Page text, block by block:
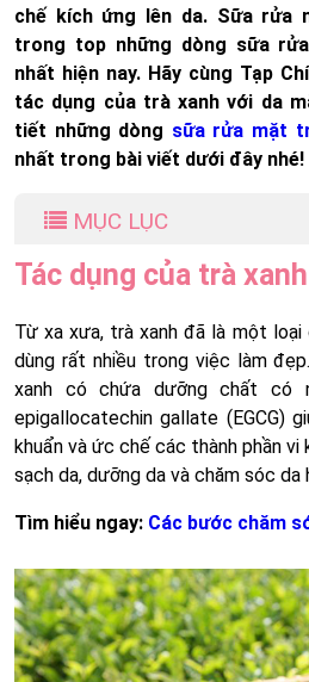
chế kích ứng lên da. Sữa rửa
trong top những dòng sữa
nhất hiện nay. Hãy cùng Tạp
tác dụng của trà xanh với da
tiết những dòng sữa rửa mặt
nhất trong bài viết dưới đây nhé!
MỤC LỤC
Tác dụng của trà
Từ xa xưa, trà xanh đã là một
dùng rất nhiều trong việc làm
xanh có chứa dưỡng chất có
epigallocatechin gallate (EGCG)
khuẩn và ức chế các thành phần vi
sạch da, dưỡng da và chăm sóc da
Tìm hiểu ngay: Các bước chăm